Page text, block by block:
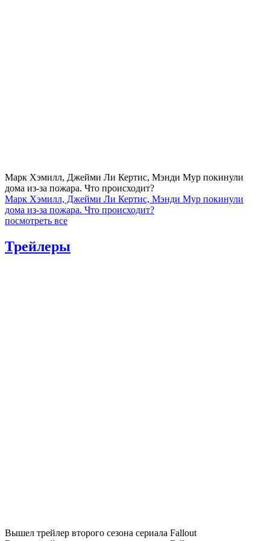
Марк Хэмилл, Джейми Ли Кертис, Мэнди Мур покинули
дома из-за пожара. Что происходит?
Марк Хэмилл, Джейми Ли Кертис, Мэнди Мур покинули
дома из-за пожара. Что происходит?
посмотреть все
Трейлеры
Вышел трейлер второго сезона сериала Fallout